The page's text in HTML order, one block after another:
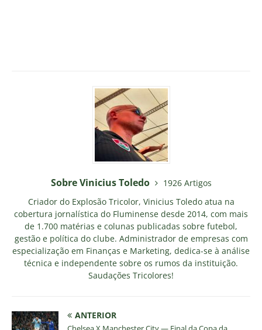
Sobre Vinicius Toledo
1926 Artigos
Criador do Explosão Tricolor, Vinicius Toledo atua na
cobertura jornalística do Fluminense desde 2014, com mais
de 1.700 matérias e colunas publicadas sobre futebol,
gestão e política do clube. Administrador de empresas com
especialização em Finanças e Marketing, dedica-se à análise
técnica e independente sobre os rumos da instituição.
Saudações Tricolores!
ANTERIOR